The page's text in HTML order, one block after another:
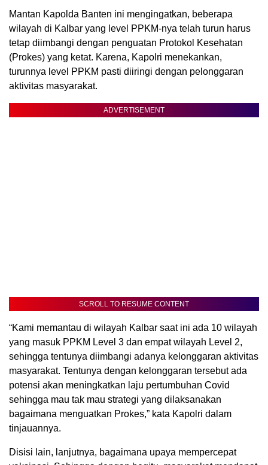
Mantan Kapolda Banten ini mengingatkan, beberapa
wilayah di Kalbar yang level PPKM-nya telah turun harus
tetap diimbangi dengan penguatan Protokol Kesehatan
(Prokes) yang ketat. Karena, Kapolri menekankan,
turunnya level PPKM pasti diiringi dengan pelonggaran
aktivitas masyarakat.
ADVERTISEMENT
SCROLL TO RESUME CONTENT
“Kami memantau di wilayah Kalbar saat ini ada 10 wilayah
yang masuk PPKM Level 3 dan empat wilayah Level 2,
sehingga tentunya diimbangi adanya kelonggaran aktivitas
masyarakat. Tentunya dengan kelonggaran tersebut ada
potensi akan meningkatkan laju pertumbuhan Covid
sehingga mau tak mau strategi yang dilaksanakan
bagaimana menguatkan Prokes,” kata Kapolri dalam
tinjauannya.
Disisi lain, lanjutnya, bagaimana upaya mempercepat